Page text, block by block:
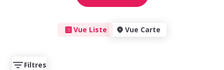
Vue Liste Vue Carte
Filtres